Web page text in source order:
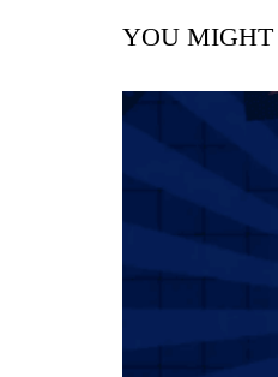
YOU